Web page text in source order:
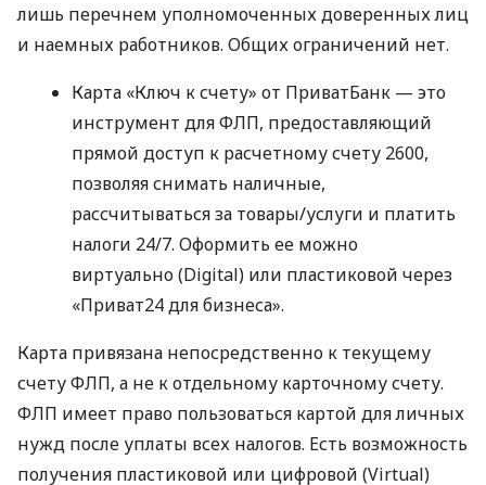
лишь перечнем уполномоченных доверенных лиц
и наемных работников. Общих ограничений нет.
Карта «Ключ к счету» от ПриватБанк — это
инструмент для ФЛП, предоставляющий
прямой доступ к расчетному счету 2600,
позволяя снимать наличные,
рассчитываться за товары/услуги и платить
налоги 24/7. Оформить ее можно
виртуально (Digital) или пластиковой через
«Приват24 для бизнеса».
Карта привязана непосредственно к текущему
счету ФЛП, а не к отдельному карточному счету.
ФЛП имеет право пользоваться картой для личных
нужд после уплаты всех налогов. Есть возможность
получения пластиковой или цифровой (Virtual)